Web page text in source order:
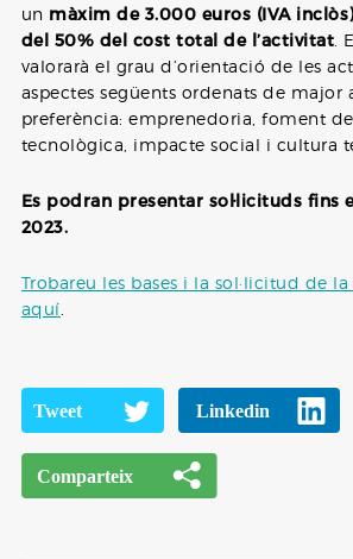
un màxim de 3.000 euros (IVA
del 50% del cost total de l’activitat .
valorarà el grau d’orientació de les
aspectes següents ordenats de major
preferència: emprenedoria, foment
tecnològica, impacte social i cultura
Es podran presentar sol·licituds fins
2023.
Trobareu les bases i la sol·licitud de
aquí